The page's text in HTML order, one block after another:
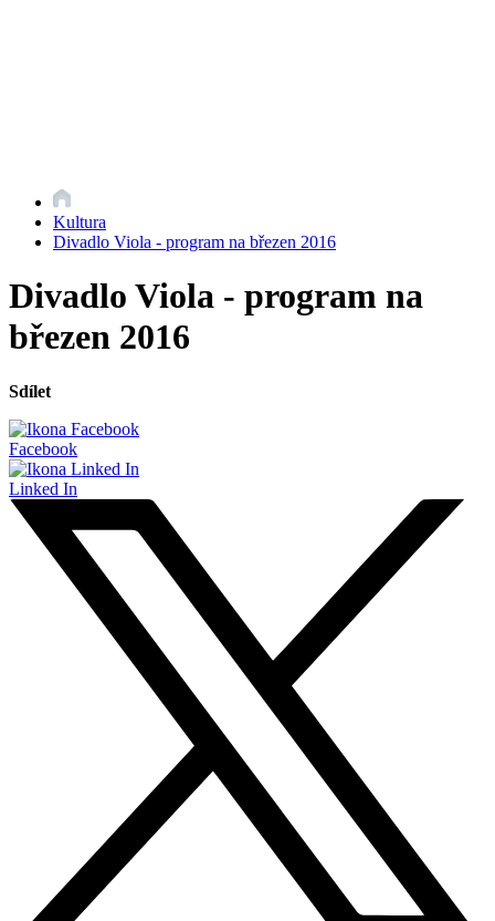
Kultura
Divadlo Viola - program na březen 2016
Divadlo Viola - program na
březen 2016
Sdílet
Facebook
Linked In